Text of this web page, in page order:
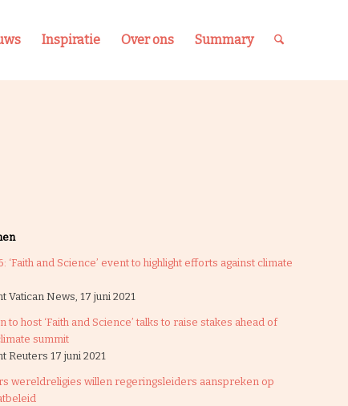
Inspiratie Over ons Summary
‘Faith and Science’ event to highlight efforts against climate
Vatican News, 17 juni 2021
to host ‘Faith and Science’ talks to raise stakes ahead of
summit
Reuters 17 juni 2021
wereldreligies willen regeringsleiders aanspreken op